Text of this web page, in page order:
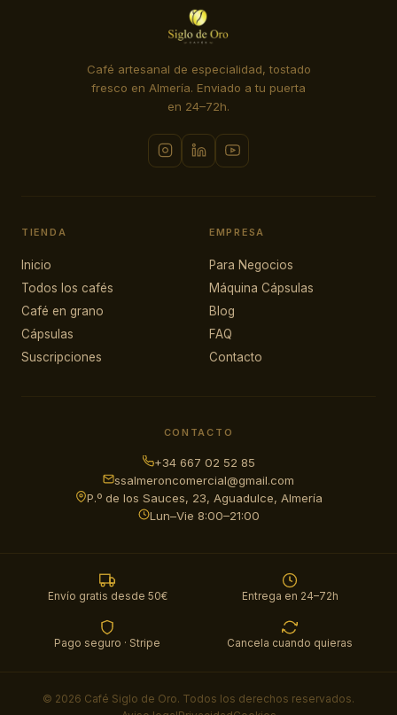
Café artesanal de especialidad, tostado
fresco en Almería. Enviado a tu puerta
en 24–72h.
TIENDA
Inicio
Todos los cafés
Café en grano
Cápsulas
Suscripciones
EMPRESA
Para Negocios
Máquina Cápsulas
Blog
FAQ
Contacto
CONTACTO
+34 667 02 52 85
ssalmeroncomercial@gmail.com
P.º de los Sauces, 23, Aguadulce, Almería
Lun–Vie 8:00–21:00
Envío gratis desde 50€ Entrega en 24–72h
Pago seguro · Stripe Cancela cuando quieras
© 2026 Café Siglo de Oro. Todos los derechos reservados.